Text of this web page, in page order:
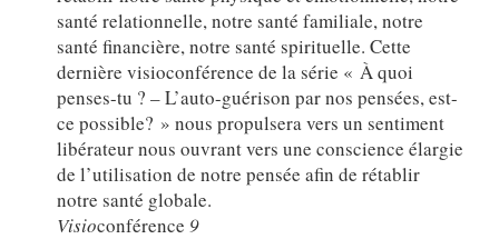
santé relationnelle, notre santé familiale, notre
santé financière, notre santé spirituelle. Cette
dernière visioconférence de la série « À quoi
penses-tu ? – L’auto-guérison par nos pensées, est-
ce possible? » nous propulsera vers un sentiment
libérateur nous ouvrant vers une conscience élargie
de l’utilisation de notre pensée afin de rétablir
notre santé globale.
Visioconférence 9